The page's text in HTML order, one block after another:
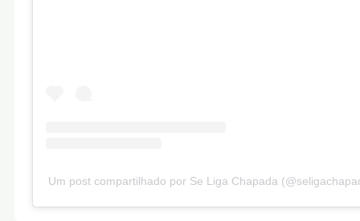
Um post compartilhado por Se Liga Chapada